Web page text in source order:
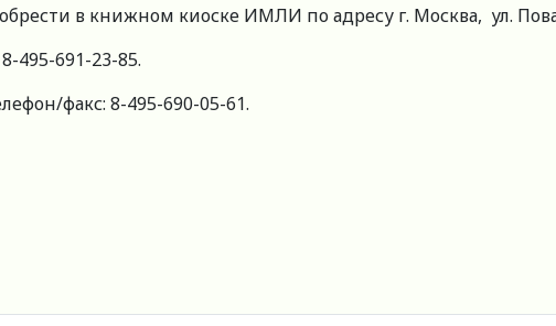
в книжном киоске ИМЛИ по адресу г. Москва, ул.
495-691-23-85.
факс: 8-495-690-05-61.